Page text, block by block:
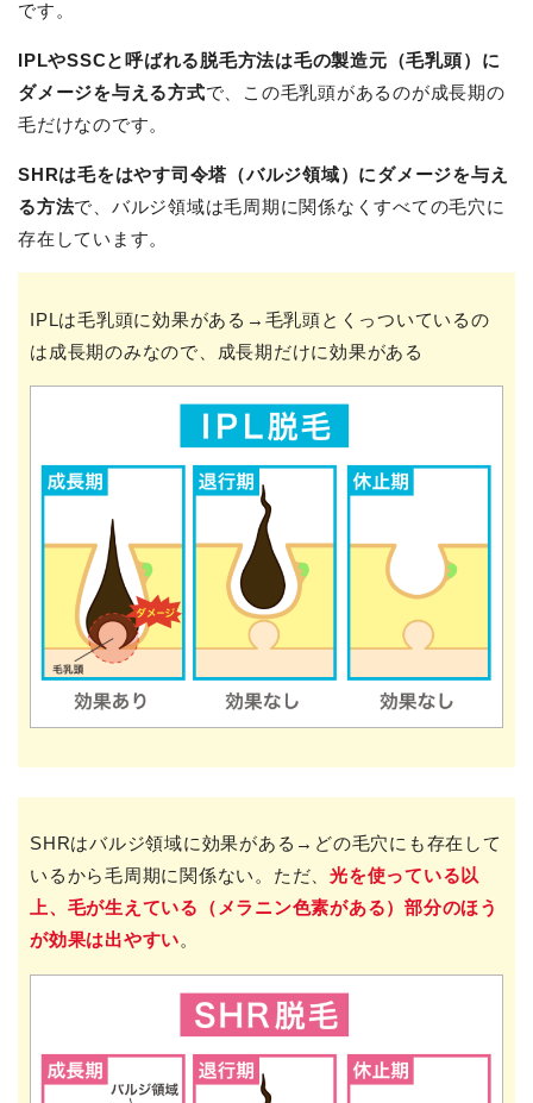
です。
IPLやSSCと呼ばれる脱毛方法は毛の製造元（毛乳頭）に
ダメージを与える方式で、この毛乳頭があるのが成長期の
毛だけなのです。
SHRは毛をはやす司令塔（バルジ領域）にダメージを与え
る方法で、バルジ領域は毛周期に関係なくすべての毛穴に
存在しています。
IPLは毛乳頭に効果がある→毛乳頭とくっついているの
は成長期のみなので、成長期だけに効果がある
SHRはバルジ領域に効果がある→どの毛穴にも存在して
いるから毛周期に関係ない。ただ、光を使っている以
上、毛が生えている（メラニン色素がある）部分のほう
が効果は出やすい。